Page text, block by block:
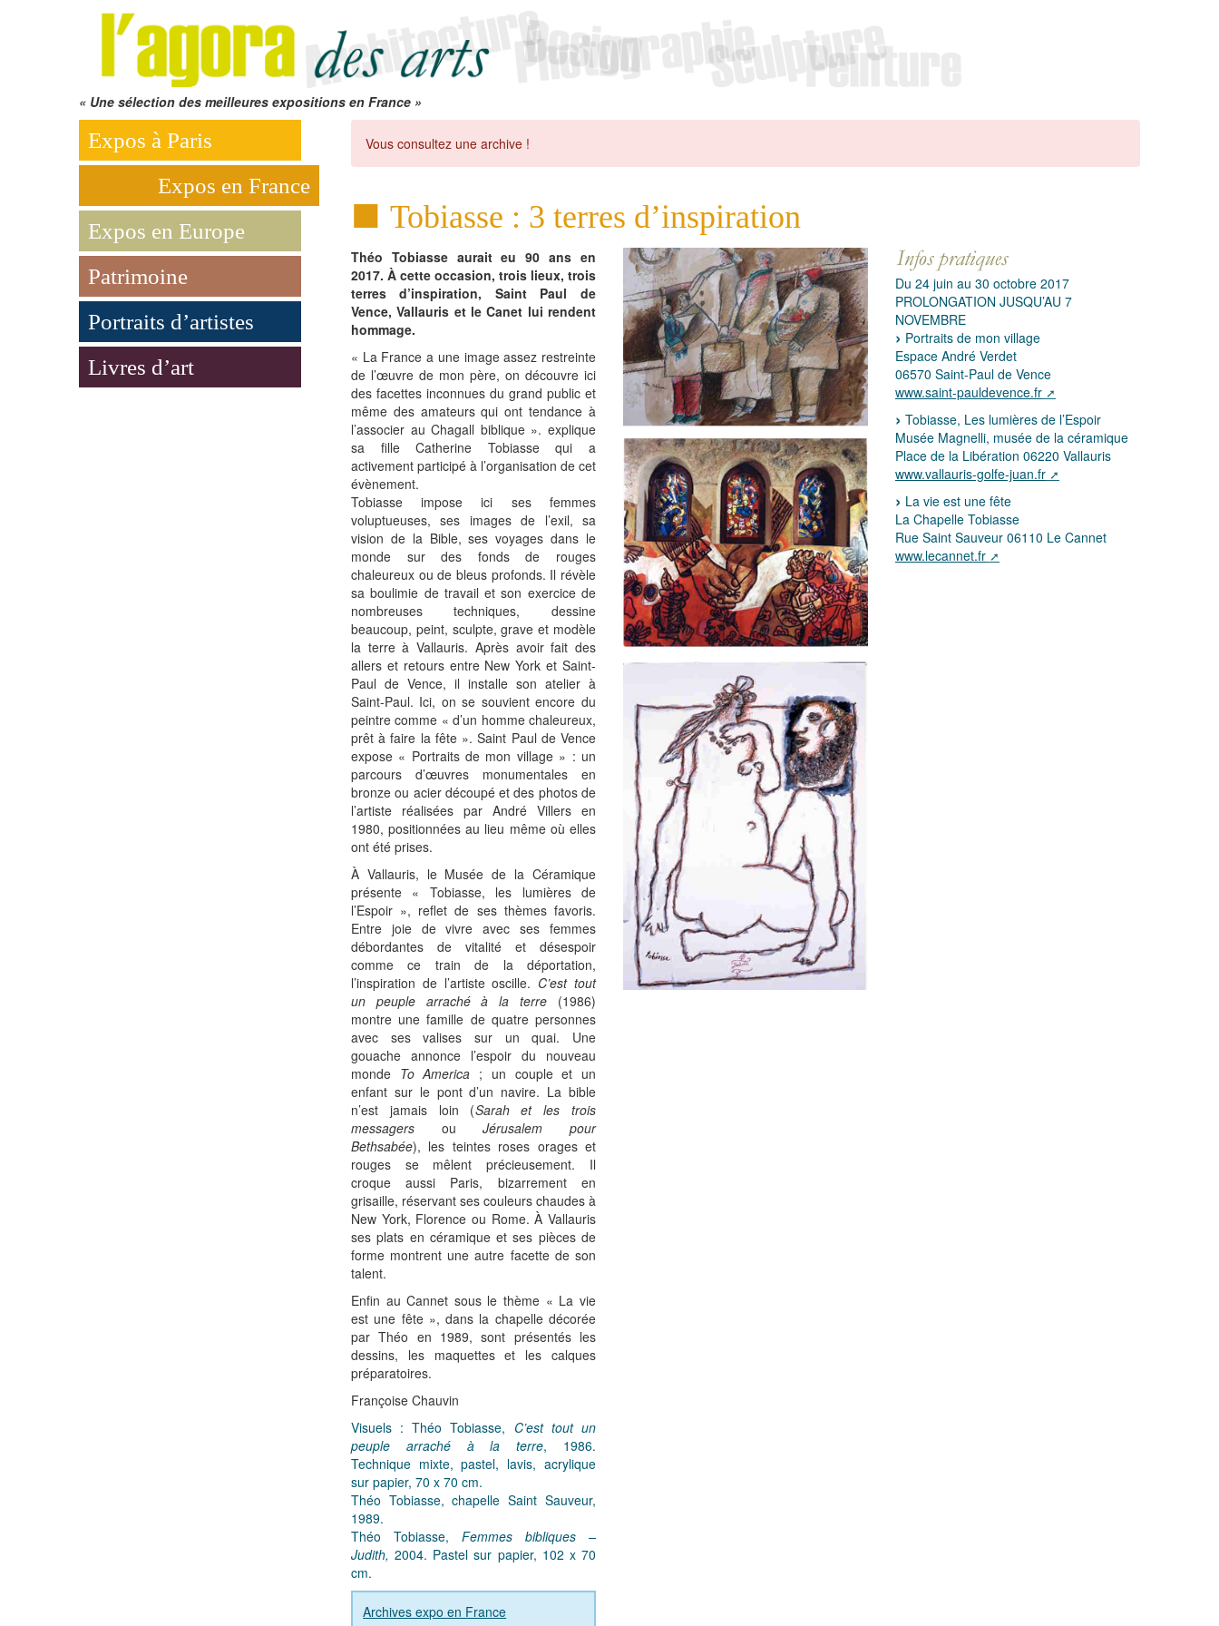
« Une sélection des meilleures expositions en France »
Expos à Paris
Expos en France
Expos en Europe
Patrimoine
Portraits d’artistes
Livres d’art
Vous consultez une archive !
Tobiasse : 3 terres d’inspiration
Théo Tobiasse aurait eu 90 ans en
2017. À cette occasion, trois lieux, trois
terres d’inspiration, Saint Paul de
Vence, Vallauris et le Canet lui rendent
hommage.
« La France a une image assez restreinte
de l’œuvre de mon père, on découvre ici
des facettes inconnues du grand public et
même des amateurs qui ont tendance à
l’associer au Chagall biblique ». explique
sa fille Catherine Tobiasse qui a
activement participé à l’organisation de cet
évènement.
Tobiasse impose ici ses femmes
voluptueuses, ses images de l’exil, sa
vision de la Bible, ses voyages dans le
monde sur des fonds de rouges
chaleureux ou de bleus profonds. Il révèle
sa boulimie de travail et son exercice de
nombreuses techniques, dessine
beaucoup, peint, sculpte, grave et modèle
la terre à Vallauris. Après avoir fait des
allers et retours entre New York et Saint-
Paul de Vence, il installe son atelier à
Saint-Paul. Ici, on se souvient encore du
peintre comme « d’un homme chaleureux,
prêt à faire la fête ». Saint Paul de Vence
expose « Portraits de mon village » : un
parcours d’œuvres monumentales en
bronze ou acier découpé et des photos de
l’artiste réalisées par André Villers en
1980, positionnées au lieu même où elles
ont été prises.
À Vallauris, le Musée de la Céramique
présente « Tobiasse, les lumières de
l’Espoir », reflet de ses thèmes favoris.
Entre joie de vivre avec ses femmes
débordantes de vitalité et désespoir
comme ce train de la déportation,
l’inspiration de l’artiste oscille. C’est tout
un peuple arraché à la terre (1986)
montre une famille de quatre personnes
avec ses valises sur un quai. Une
gouache annonce l’espoir du nouveau
monde To America ; un couple et un
enfant sur le pont d’un navire. La bible
n’est jamais loin (Sarah et les trois
messagers ouJérusalem pour
Bethsabée), les teintes roses orages et
rouges se mêlent précieusement. Il
croque aussi Paris, bizarrement en
grisaille, réservant ses couleurs chaudes à
New York, Florence ou Rome. À Vallauris
ses plats en céramique et ses pièces de
forme montrent une autre facette de son
talent.
Enfin au Cannet sous le thème « La vie
est une fête », dans la chapelle décorée
par Théo en 1989, sont présentés les
dessins, les maquettes et les calques
préparatoires.
Françoise Chauvin
Visuels : Théo Tobiasse, C’est tout un
peuple arraché à la terre, 1986.
Technique mixte, pastel, lavis, acrylique
sur papier, 70 x 70 cm.
Théo Tobiasse, chapelle Saint Sauveur,
1989.
Théo Tobiasse, Femmes bibliques –
Judith, 2004. Pastel sur papier, 102 x 70
cm.
Archives expo en France
Du 24 juin au 30 octobre 2017
PROLONGATION JUSQU’AU 7
NOVEMBRE
Portraits de mon village
Espace André Verdet
06570 Saint-Paul de Vence
www.saint-pauldevence.fr
Tobiasse, Les lumières de l’Espoir
Musée Magnelli, musée de la céramique
Place de la Libération 06220 Vallauris
www.vallauris-golfe-juan.fr
La vie est une fête
La Chapelle Tobiasse
Rue Saint Sauveur 06110 Le Cannet
www.lecannet.fr